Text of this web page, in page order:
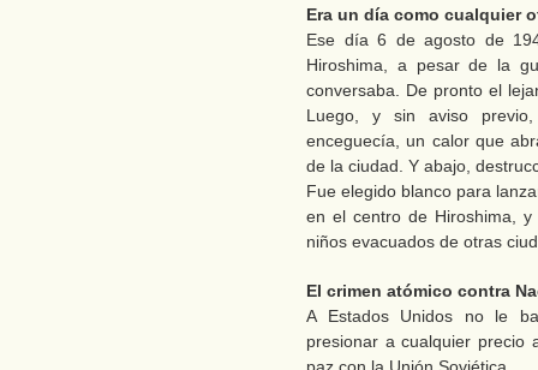
Era un día como cualquier
Ese día 6 de agosto de
Hiroshima, a pesar de la
conversaba. De pronto el
Luego, y sin aviso
enceguecía, un calor que
de la ciudad. Y abajo,
Fue elegido blanco para
en el centro de Hiroshima,
niños evacuados de otras
El crimen atómico contra
A Estados Unidos no le
presionar a cualquier precio